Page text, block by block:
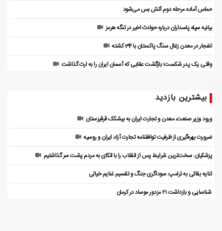
حماس آماده مرحله دوم آتش بس می‌شود
بیانیه سپاه پاسداران درباره حوادث اخیر در تنگه هرمز
انفجار در معدن زغال سنگ پاکستان با 34 کشته
وقتی یک پدر شکست؛ بازگشت عقابی که آسمان ایران را به ارث گذاشت
بیشترین بازدید
ورود وزیر صنعت، معدن و تجارت ایران به بیشکک قرقیزستان
ضرورت بهره‌گیری از ظرفیت توافقنامه تجارت آزاد ایران و روسیه
پزشکیان: سخت‌ترین شرایط پس از انقلاب را با اتکای به مردم پشت سر گذاشتیم
کنایه بقائی به ترامپ: سوداگری جنگ و تقسیم غنایم خیالی
️ شناسایی و بازداشت ۲۱ مزدور موساد در کرمان